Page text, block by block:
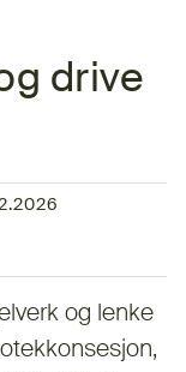
drive
og lenke